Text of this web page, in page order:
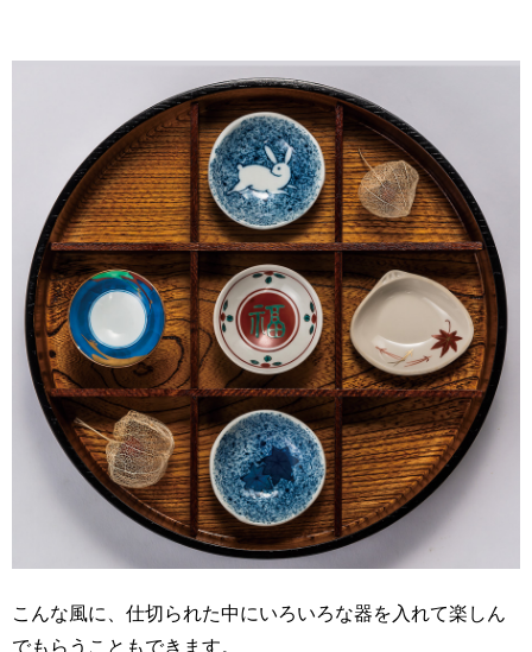
こんな風に、仕切られた中にいろいろな器を入れて楽しん
でもらうこともできます。